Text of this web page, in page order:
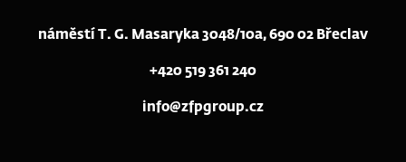
náměstí T. G. Masaryka 3048/10a, 690 02 Břeclav
+420 519 361 240
info@zfpgroup.cz